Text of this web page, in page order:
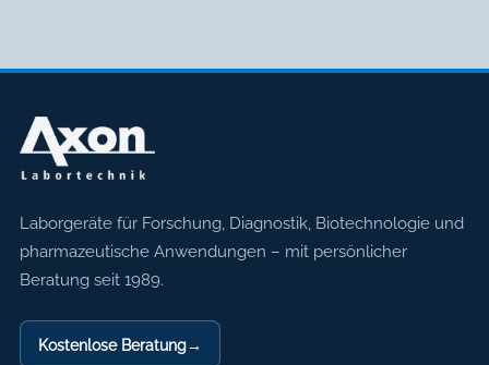
Axon Labortechnik
Laborgeräte für Forschung, Diagnostik, Biotechnologie und
pharmazeutische Anwendungen – mit persönlicher
Beratung seit 1989.
Kostenlose Beratung→